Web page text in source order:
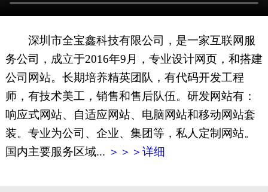
XML地图
深圳市全宝鑫科技有限公司，是一家互联网服
务公司，成立于2016年9月，专业设计网页，和搭建
公司网站。长期培养精英团队，有代码开发工程
师，有技术美工，销售和售后队伍。研发网站有：
响应式网站、自适应网站、电脑网站和移动网站套
装。专业为公司、企业、集团等，私人定制网站。
国内主要服务区域... ＞＞＞详细